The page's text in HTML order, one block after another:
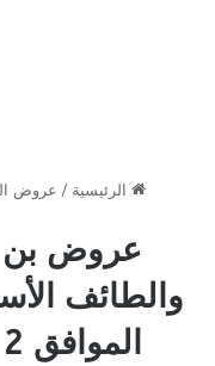
الرئيسية / عروض
عروض بن